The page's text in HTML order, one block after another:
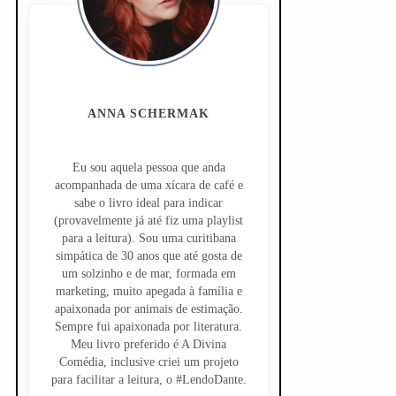
ANNA SCHERMAK
Eu sou aquela pessoa que anda
acompanhada de uma xícara de café e
sabe o livro ideal para indicar
(provavelmente já até fiz uma playlist
para a leitura). Sou uma curitibana
simpática de 30 anos que até gosta de
um solzinho e de mar, formada em
marketing, muito apegada à família e
apaixonada por animais de estimação.
Sempre fui apaixonada por literatura.
Meu livro preferido é A Divina
Comédia, inclusive criei um projeto
para facilitar a leitura, o #LendoDante.